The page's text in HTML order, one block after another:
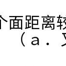
距离
（ａ